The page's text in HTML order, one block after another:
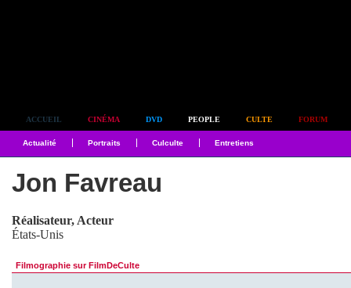
ACCUEIL CINÉMA DVD PEOPLE CULTE FORUM
Actualité Portraits Culculte Entretiens
Jon Favreau
Réalisateur, Acteur
États-Unis
Filmographie sur FilmDeCulte